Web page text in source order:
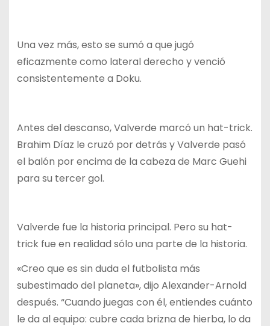
Una vez más, esto se sumó a que jugó
eficazmente como lateral derecho y venció
consistentemente a Doku.
Antes del descanso, Valverde marcó un hat-trick.
Brahim Díaz le cruzó por detrás y Valverde pasó
el balón por encima de la cabeza de Marc Guehi
para su tercer gol.
Valverde fue la historia principal. Pero su hat-
trick fue en realidad sólo una parte de la historia.
«Creo que es sin duda el futbolista más
subestimado del planeta», dijo Alexander-Arnold
después. “Cuando juegas con él, entiendes cuánto
le da al equipo: cubre cada brizna de hierba, lo da